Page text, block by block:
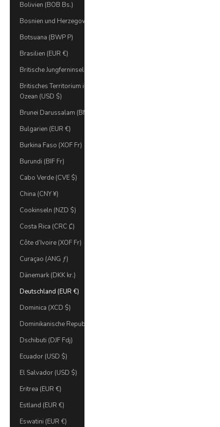
Bolivien (BOB Bs.)
Bosnien und Herzegowina (BAM КМ)
Botsuana (BWP P)
Brasilien (EUR €)
Britische Jungferninseln (USD $)
Britisches Territorium im Indischen
Ozean (USD $)
Brunei Darussalam (BND $)
Bulgarien (EUR €)
Burkina Faso (XOF Fr)
Burundi (BIF Fr)
Cabo Verde (CVE $)
China (CNY ¥)
Cookinseln (NZD $)
Costa Rica (CRC ₡)
Côte d’Ivoire (XOF Fr)
Curaçao (ANG ƒ)
Dänemark (DKK kr.)
Deutschland (EUR €)
Dominica (XCD $)
Dominikanische Republik (DOP $)
Dschibuti (DJF Fdj)
Ecuador (USD $)
El Salvador (USD $)
Eritrea (EUR €)
Estland (EUR €)
Eswatini (EUR €)